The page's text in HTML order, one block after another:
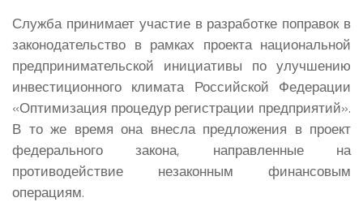
Служба принимает участие в разработке поправок в
законодательство в рамках проекта национальной
предпринимательской инициативы по улучшению
инвестиционного климата Российской Федерации
«Оптимизация процедур регистрации предприятий».
В то же время она внесла предложения в проект
федерального закона, направленные на
противодействие незаконным финансовым
операциям.